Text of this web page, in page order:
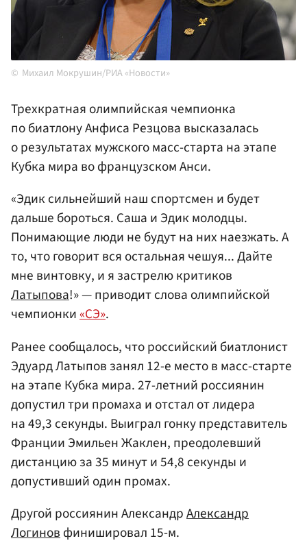
Михаил Мокрушин/РИА «Новости»
Трехкратная олимпийская чемпионка
по биатлону Анфиса Резцова высказалась
о результатах мужского масс-старта на этапе
Кубка мира во французском Анси.
«Эдик сильнейший наш спортсмен и будет
дальше бороться. Саша и Эдик молодцы.
Понимающие люди не будут на них наезжать. А
то, что говорит вся остальная чешуя... Дайте
мне винтовку, и я застрелю критиков
Латыпова!» — приводит слова олимпийской
чемпионки«СЭ».
Ранее сообщалось, что российский биатлонист
Эдуард Латыпов занял 12-е место в масс-старте
на этапе Кубка мира. 27-летний россиянин
допустил три промаха и отстал от лидера
на 49,3 секунды. Выиграл гонку представитель
Франции Эмильен Жаклен, преодолевший
дистанцию за 35 минут и 54,8 секунды и
допустивший один промах.
Другой россиянин АлександрАлександр
Логиновфинишировал 15-м.